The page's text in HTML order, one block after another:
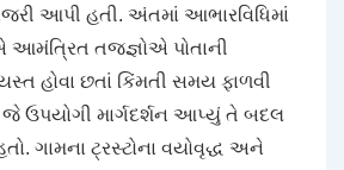
આપી હતી. અંતમાં આભારવિધિમાં
તજજ્ઞોએ પોતાની
હોવા છતાં કિંમતી સમય ફાળવી
ઉપયોગી માર્ગદર્શન આપ્યું તે બદલ
ગામના ટ્રસ્ટોના વયોવૃદ્ધ અને